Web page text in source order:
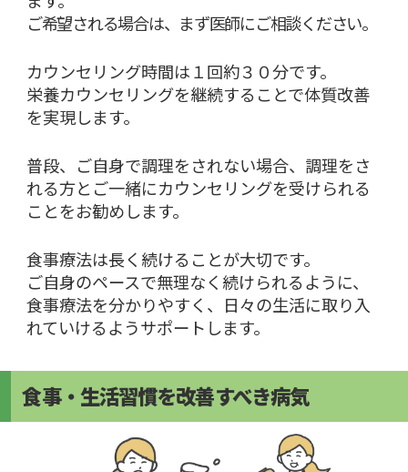
ご希望される場合は、まず医師にご相談ください。
カウンセリング時間は１回約３０分です。
栄養カウンセリングを継続することで体質改善
を実現します。
普段、ご自身で調理をされない場合、調理をさ
れる方とご一緒にカウンセリングを受けられる
ことをお勧めします。
食事療法は長く続けることが大切です。
ご自身のペースで無理なく続けられるように、
食事療法を分かりやすく、日々の生活に取り入
れていけるようサポートします。
食事・生活習慣を改善すべき病気